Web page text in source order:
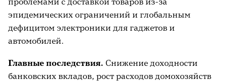
эпидемических ограничений и глобальным
дефицитом электроники для гаджетов и
автомобилей.
Главные последствия. Снижение доходности
банковских вкладов, рост расходов домохозяйств